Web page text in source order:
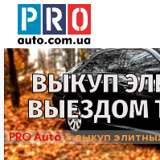
ВЫКУП
ВЫЕЗДОМ
PRO Auto➤выкуп